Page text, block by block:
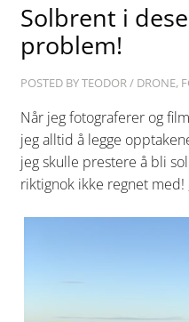
Solbrent i
problem!
POSTED BYTEODOR/ DRONE,
Når jeg fotograferer og
jeg alltid å legge
jeg skulle prestere å bli
riktignok ikke regnet med!